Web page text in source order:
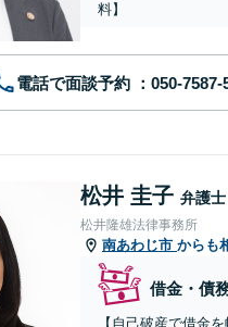
料】
電話で面談予約
松井 圭子 弁護士
松井隆雄法律事務所
南あわじ市 からも
借金・債
【自己破産で借金